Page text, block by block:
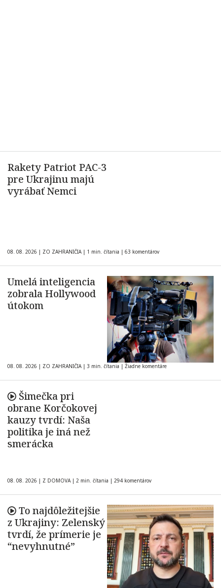
Rakety Patriot PAC-3
pre Ukrajinu majú
vyrábať Nemci
08. 08. 2026 | ZO ZAHRANIČIA | 1 min. čítania | 63 komentárov
Umelá inteligencia
zobrala Hollywood
útokom
08. 08. 2026 | ZO ZAHRANIČIA | 3 min. čítania | Žiadne komentáre
Šimečka pri
obrane Korčokovej
kauzy tvrdí: Naša
politika je iná než
smerácka
08. 08. 2026 | Z DOMOVA | 2 min. čítania | 294 komentárov
To najdôležitejšie
z Ukrajiny: Zelenský
tvrdí, že prímerie je
“nevyhnutné”